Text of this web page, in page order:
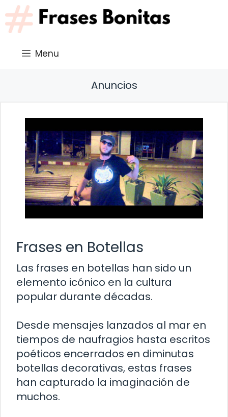
Saltar
al
contenido
Menu
Anuncios
Frases en Botellas
Las frases en botellas han sido un
elemento icónico en la cultura
popular durante décadas.
Desde mensajes lanzados al mar en
tiempos de naufragios hasta escritos
poéticos encerrados en diminutas
botellas decorativas, estas frases
han capturado la imaginación de
muchos.